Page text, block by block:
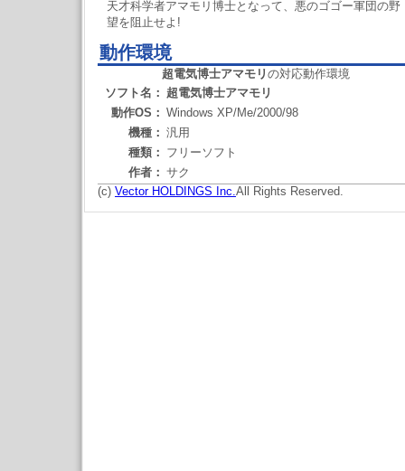
天才科学者アマモリ博士となって、悪のゴゴー軍団の野
望を阻止せよ!
動作環境
超電気博士アマモリ の対応動作環境
ソフト名： 超電気博士アマモリ
動作OS： Windows XP/Me/2000/98
機種： 汎用
種類： フリーソフト
作者： サク
(c) Vector HOLDINGS Inc.All Rights Reserved.